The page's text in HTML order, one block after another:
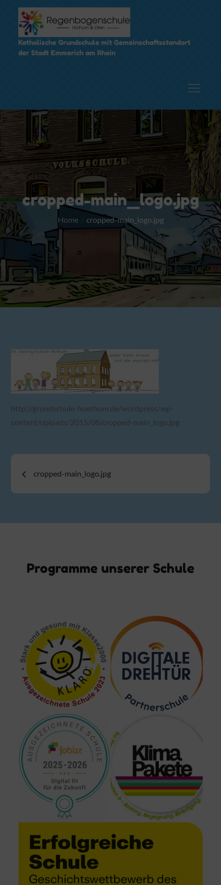
content
Katholische Grundschule mit Gemeinschaftsstandort
der Stadt Emmerich am Rhein
cropped-main_logo.jpg
Home cropped-main_logo.jpg
http://grundschule-huethum.de/wordpress/wp-
content/uploads/2015/08/cropped-main_logo.jpg
Beitragsnavigation
cropped-main_logo.jpg
Programme unserer Schule